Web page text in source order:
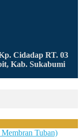
Cidadap RT. 03
Kab. Sukabumi